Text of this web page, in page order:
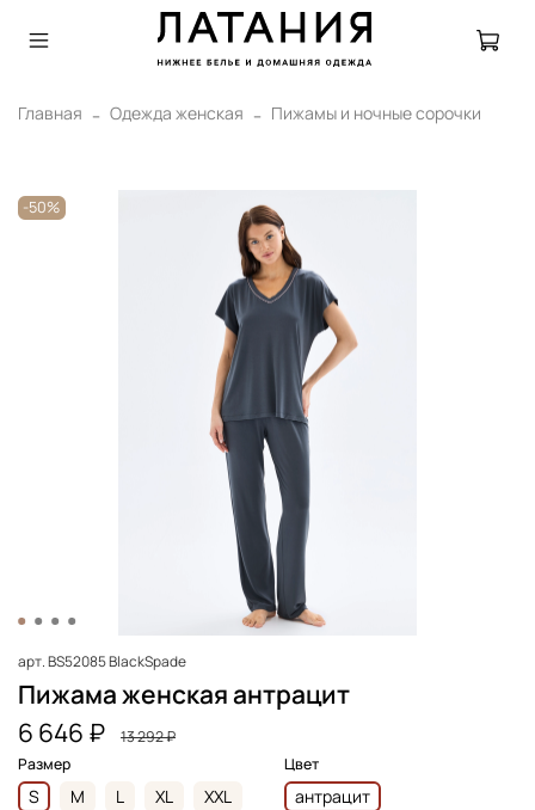
Главная Одежда женская Пижамы и ночные сорочки
-50%
арт.BS52085 BlackSpade
Пижама женская антрацит
6 646 ₽
13 292 ₽
Размер
S M L XL XXL
Цвет
антрацит